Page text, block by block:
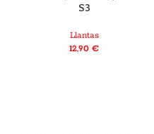
S3
Llantas
12,90€